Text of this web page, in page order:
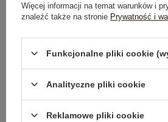
Do darmowej dostawy brakuje 200,00 zł
100 dni na zwrot
OPIS PRODUKTU
Więcej informacji na temat warunków i
znaleźć także na stronie Prywatność i
Funkcjonalne pliki cookie
Analityczne pliki cookie
Reklamowe pliki cookie